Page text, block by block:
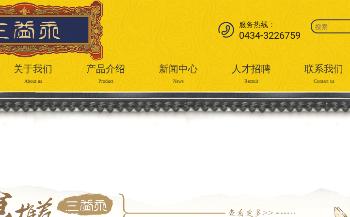
服务热线：
0434-3226759
关于我们
About us
产品介绍
Product
新闻中心
News
人才招聘
Recruit
联系我们
Contact us